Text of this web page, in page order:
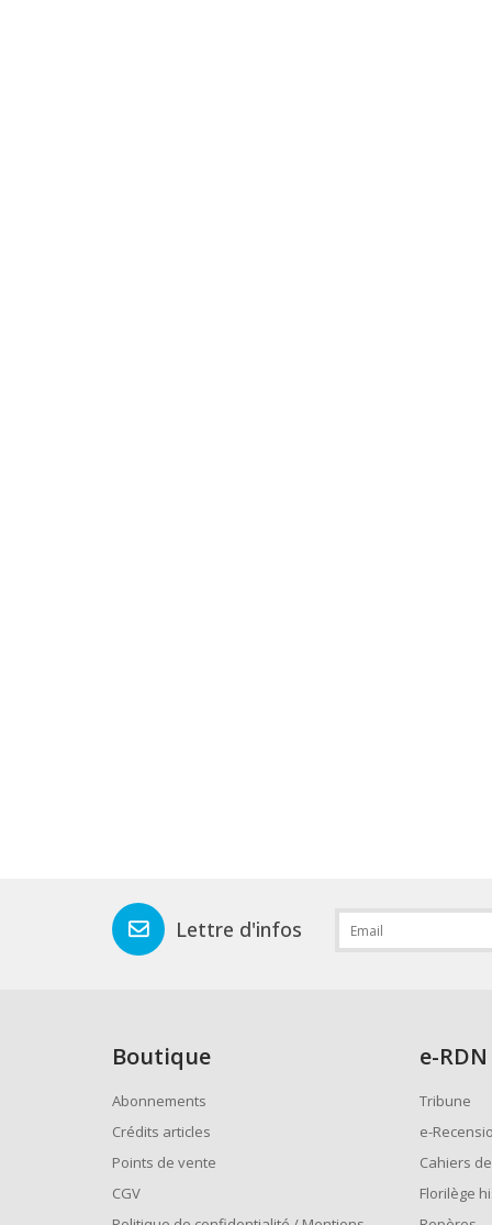
Lettre d'infos
Boutique
Abonnements
Crédits articles
Points de vente
CGV
e-RDN
Tribune
e-
Cahiers
Florilège